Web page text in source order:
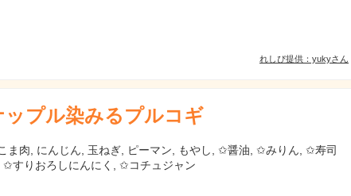
れしぴ提供：yukyさん
ップル染みるプルコギ
ま肉, にんじん, 玉ねぎ, ピーマン, もやし, ✩醤油, ✩みりん, ✩寿司
✩すりおろしにんにく, ✩コチュジャン